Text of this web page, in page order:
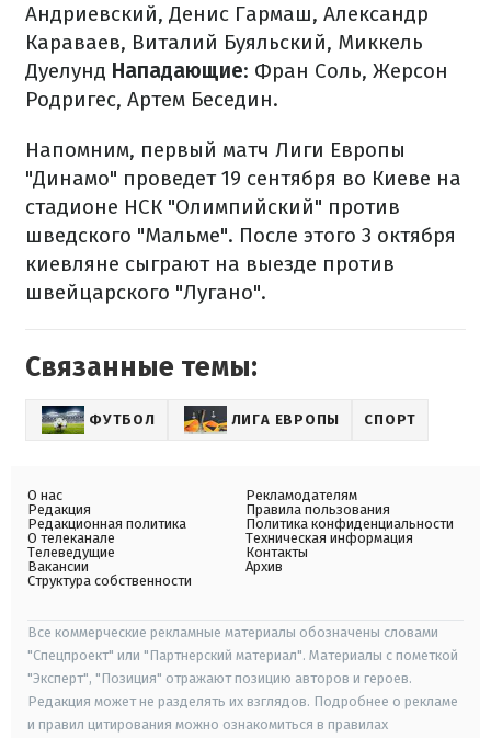
Андриевский, Денис Гармаш, Александр
Караваев, Виталий Буяльский, Миккель
Дуелунд Нападающие: Фран Соль, Жерсон
Родригес, Артем Беседин.
Напомним, первый матч Лиги Европы
"Динамо" проведет 19 сентября во Киеве на
стадионе НСК "Олимпийский" против
шведского "Мальме". После этого 3 октября
киевляне сыграют на выезде против
швейцарского "Лугано".
Связанные темы:
ФУТБОЛ ЛИГА ЕВРОПЫ СПОРТ
О нас
Редакция
Редакционная политика
О телеканале
Телеведущие
Вакансии
Структура собственности
Рекламодателям
Правила пользования
Политика конфиденциальности
Техническая информация
Контакты
Архив
Все коммерческие рекламные материалы обозначены словами
"Спецпроект" или "Партнерский материал". Материалы с пометкой
"Эксперт", "Позиция" отражают позицию авторов и героев.
Редакция может не разделять их взглядов. Подробнее о рекламе
и правил цитирования можно ознакомиться в правилах